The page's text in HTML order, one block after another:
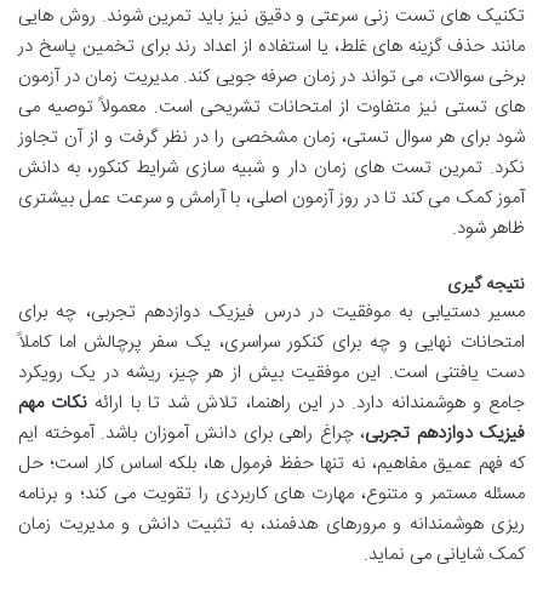
تکنیک های تست زنی سرعتی و دقیق نیز باید تمرین شوند. روش هایی
مانند حذف گزینه های غلط، یا استفاده از اعداد رند برای تخمین پاسخ در
برخی سوالات، می تواند در زمان صرفه جویی کند. مدیریت زمان در آزمون
های تستی نیز متفاوت از امتحانات تشریحی است. معمولاً توصیه می
شود برای هر سوال تستی، زمان مشخصی را در نظر گرفت و از آن تجاوز
نکرد. تمرین تست های زمان دار و شبیه سازی شرایط کنکور، به دانش
آموز کمک می کند تا در روز آزمون اصلی، با آرامش و سرعت عمل بیشتری
ظاهر شود.
نتیجه گیری
مسیر دستیابی به موفقیت در درس فیزیک دوازدهم تجربی، چه برای
امتحانات نهایی و چه برای کنکور سراسری، یک سفر پرچالش اما کاملاً
دست یافتنی است. این موفقیت بیش از هر چیز، ریشه در یک رویکرد
جامع و هوشمندانه دارد. در این راهنما، تلاش شد تا با ارائه نکات مهم
فیزیک دوازدهم تجربی، چراغ راهی برای دانش آموزان باشد. آموخته ایم
که فهم عمیق مفاهیم، نه تنها حفظ فرمول ها، بلکه اساس کار است؛ حل
مسئله مستمر و متنوع، مهارت های کاربردی را تقویت می کند؛ و برنامه
ریزی هوشمندانه و مرورهای هدفمند، به تثبیت دانش و مدیریت زمان
کمک شایانی می نماید.